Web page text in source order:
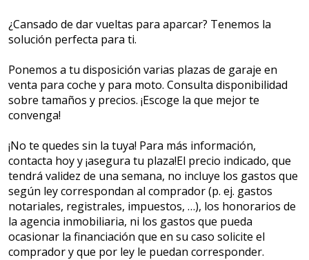
¿Cansado de dar vueltas para aparcar? Tenemos la
solución perfecta para ti.
Ponemos a tu disposición varias plazas de garaje en
venta para coche y para moto. Consulta disponibilidad
sobre tamaños y precios. ¡Escoge la que mejor te
convenga!
¡No te quedes sin la tuya! Para más información,
contacta hoy y ¡asegura tu plaza!El precio indicado, que
tendrá validez de una semana, no incluye los gastos que
según ley correspondan al comprador (p. ej. gastos
notariales, registrales, impuestos, …), los honorarios de
la agencia inmobiliaria, ni los gastos que pueda
ocasionar la financiación que en su caso solicite el
comprador y que por ley le puedan corresponder.